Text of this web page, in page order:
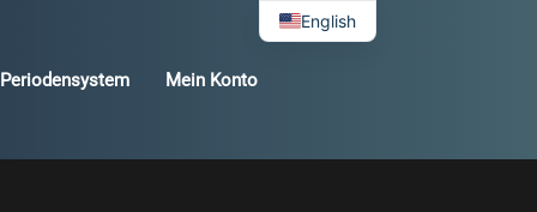
Periodensystem Mein Konto
English